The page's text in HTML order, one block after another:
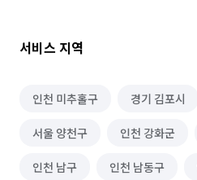
서비스 지역
인천 미추홀구 경기 김포시
서울 양천구 인천 강화군
인천 남구 인천 남동구